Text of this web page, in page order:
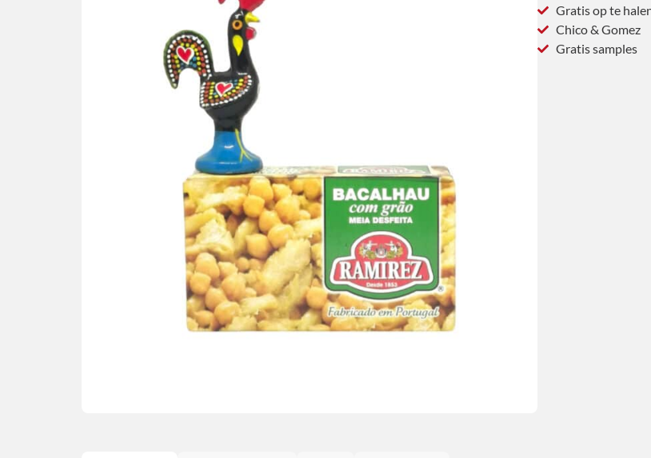
Gratis op te
Chico & Gomez
Gratis samples